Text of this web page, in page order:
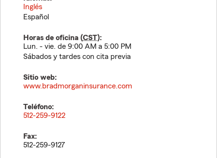
Inglés
Español
Horas de oficina (CST):
Lun. - vie. de 9:00 AM a 5:00 PM
Sábados y tardes con cita previa
Sitio web:
www.bradmorganinsurance.com
Teléfono:
512-259-9122
Fax:
512-259-9127